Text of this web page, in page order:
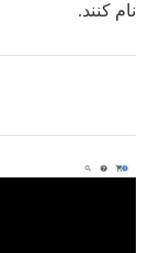
نام کنند.